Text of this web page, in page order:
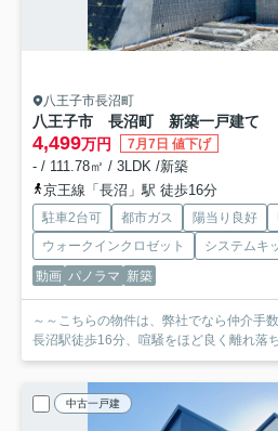
八王子市長沼町
八王子市 長沼町 新築一戸建て
4,499万円 7月7日 値下げ
- / 111.78㎡ / 3LDK /新築
京王線「長沼」駅 徒歩16分
駐車2台可 都市ガス 陽当り良好
ウォークインクロゼット
システムキ
動画 パノラマ 新築
～～こちらの物件は、弊社でなら仲介手
長沼駅徒歩16分、喧騒をほど良く離れ落
中古一戸建